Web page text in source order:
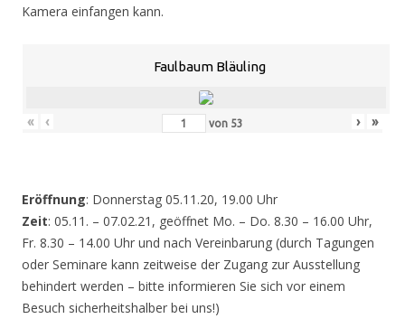
Kamera einfangen kann.
Faulbaum Bläuling
« ‹ von 53 › »
Eröffnung: Donnerstag 05.11.20, 19.00 Uhr
Zeit: 05.11. – 07.02.21, geöffnet Mo. – Do. 8.30 – 16.00 Uhr,
Fr. 8.30 – 14.00 Uhr und nach Vereinbarung (durch Tagungen
oder Seminare kann zeitweise der Zugang zur Ausstellung
behindert werden – bitte informieren Sie sich vor einem
Besuch sicherheitshalber bei uns!)